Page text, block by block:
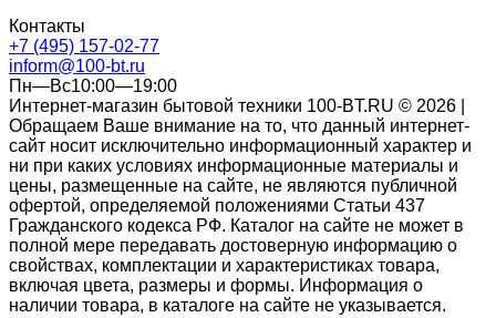
Контакты
+7 (495) 157-02-77
inform@100-bt.ru
Пн—Вс10:00—19:00
Интернет-магазин бытовой техники 100-BT.RU © 2026 |
Обращаем Ваше внимание на то, что данный интернет-
сайт носит исключительно информационный характер и
ни при каких условиях информационные материалы и
цены, размещенные на сайте, не являются публичной
офертой, определяемой положениями Статьи 437
Гражданского кодекса РФ. Каталог на сайте не может в
полной мере передавать достоверную информацию о
свойствах, комплектации и характеристиках товара,
включая цвета, размеры и формы. Информация о
наличии товара, в каталоге на сайте не указывается.